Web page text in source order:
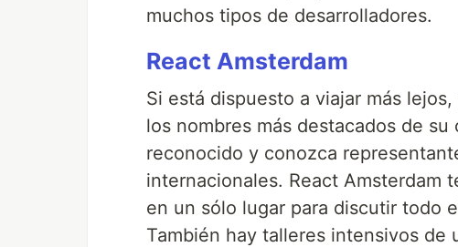
muchos tipos de desarrolladores.
React Amsterdam
Si está dispuesto a viajar más
los nombres más destacados de
reconocido y conozca
internacionales. React Amsterdam
en un sólo lugar para discutir todo
También hay talleres intensivos de